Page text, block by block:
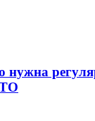
нужна